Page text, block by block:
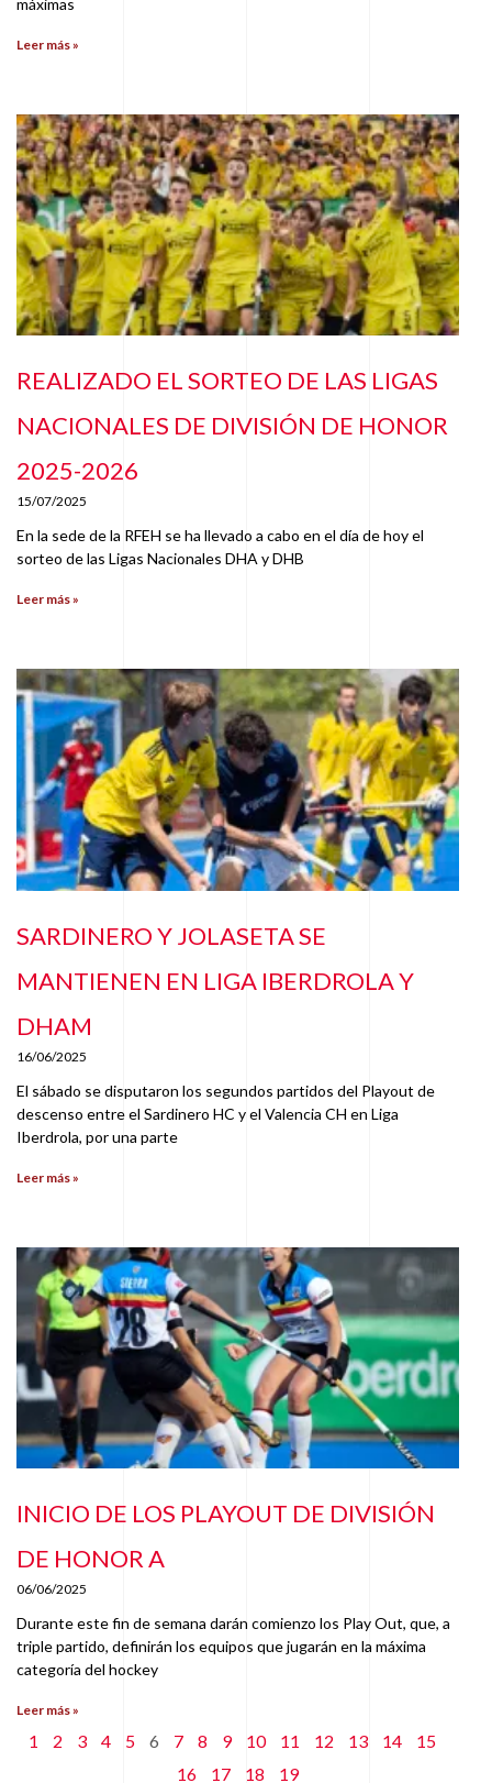
Leer más »
REALIZADO EL SORTEO DE LAS LIGAS
NACIONALES DE DIVISIÓN DE HONOR
2025-2026
15/07/2025
En la sede de la RFEH se ha llevado a cabo en el día de hoy el
sorteo de las Ligas Nacionales DHA y DHB
Leer más »
SARDINERO Y JOLASETA SE
MANTIENEN EN LIGA IBERDROLA Y
DHAM
16/06/2025
El sábado se disputaron los segundos partidos del Playout de
descenso entre el Sardinero HC y el Valencia CH en Liga
Iberdrola, por una parte
Leer más »
INICIO DE LOS PLAYOUT DE DIVISIÓN
DE HONOR A
06/06/2025
Durante este fin de semana darán comienzo los Play Out, que, a
triple partido, definirán los equipos que jugarán en la máxima
categoría del hockey
Leer más »
1 2 3 4 5 6 7 8 9 10 11 12 13 14
15
16
17 18 19